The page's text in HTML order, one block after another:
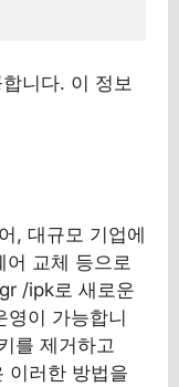
니다. 이 정보
, 대규모 기업에
어 교체 등으로
/ipk로 새로운
이 가능합니
를 제거하고
이러한 방법을